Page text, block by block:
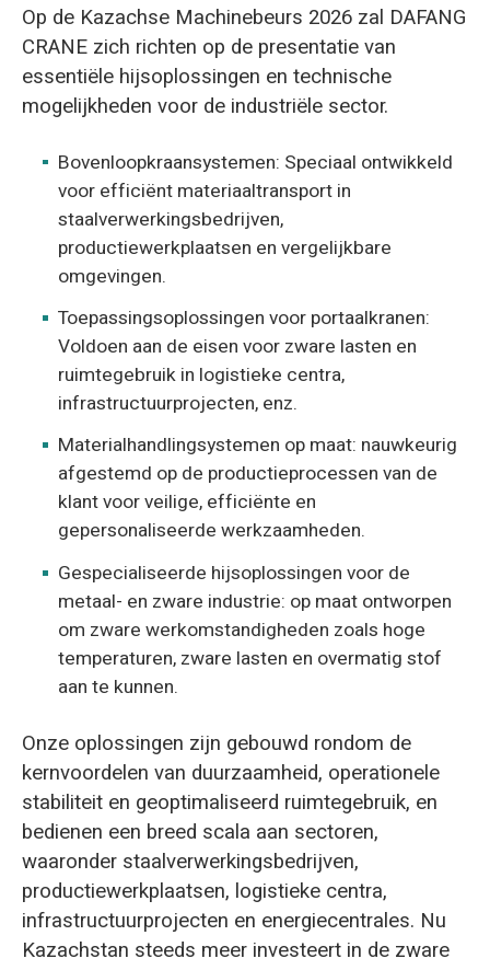
Op de Kazachse Machinebeurs 2026 zal DAFANG
CRANE zich richten op de presentatie van
essentiële hijsoplossingen en technische
mogelijkheden voor de industriële sector.
Bovenloopkraansystemen: Speciaal ontwikkeld
voor efficiënt materiaaltransport in
staalverwerkingsbedrijven,
productiewerkplaatsen en vergelijkbare
omgevingen.
Toepassingsoplossingen voor portaalkranen:
Voldoen aan de eisen voor zware lasten en
ruimtegebruik in logistieke centra,
infrastructuurprojecten, enz.
Materialhandlingsystemen op maat: nauwkeurig
afgestemd op de productieprocessen van de
klant voor veilige, efficiënte en
gepersonaliseerde werkzaamheden.
Gespecialiseerde hijsoplossingen voor de
metaal- en zware industrie: op maat ontworpen
om zware werkomstandigheden zoals hoge
temperaturen, zware lasten en overmatig stof
aan te kunnen.
Onze oplossingen zijn gebouwd rondom de
kernvoordelen van duurzaamheid, operationele
stabiliteit en geoptimaliseerd ruimtegebruik, en
bedienen een breed scala aan sectoren,
waaronder staalverwerkingsbedrijven,
productiewerkplaatsen, logistieke centra,
infrastructuurprojecten en energiecentrales. Nu
Kazachstan steeds meer investeert in de zware